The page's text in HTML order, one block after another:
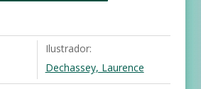
Ilustrador:
Dechassey, Laurence